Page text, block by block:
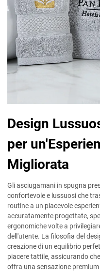
Design
per
Migliorata
Gli asciugamani in spugna
confortevole e lussuosi che
routine a un piacevole
accuratamente progettate,
ergonomiche volte a
dell'utente. La filosofia del
creazione di un equilibrio
piacere tattile, assicurando
offra una sensazione